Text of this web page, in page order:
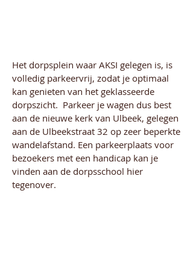
Het dorpsplein waar AKSI gelegen is, is
volledig parkeervrij, zodat je optimaal
kan genieten van het geklasseerde
dorpszicht. Parkeer je wagen dus best
aan de nieuwe kerk van Ulbeek, gelegen
aan de Ulbeekstraat 32 op zeer beperkte
wandelafstand. Een parkeerplaats voor
bezoekers met een handicap kan je
vinden aan de dorpsschool hier
tegenover.